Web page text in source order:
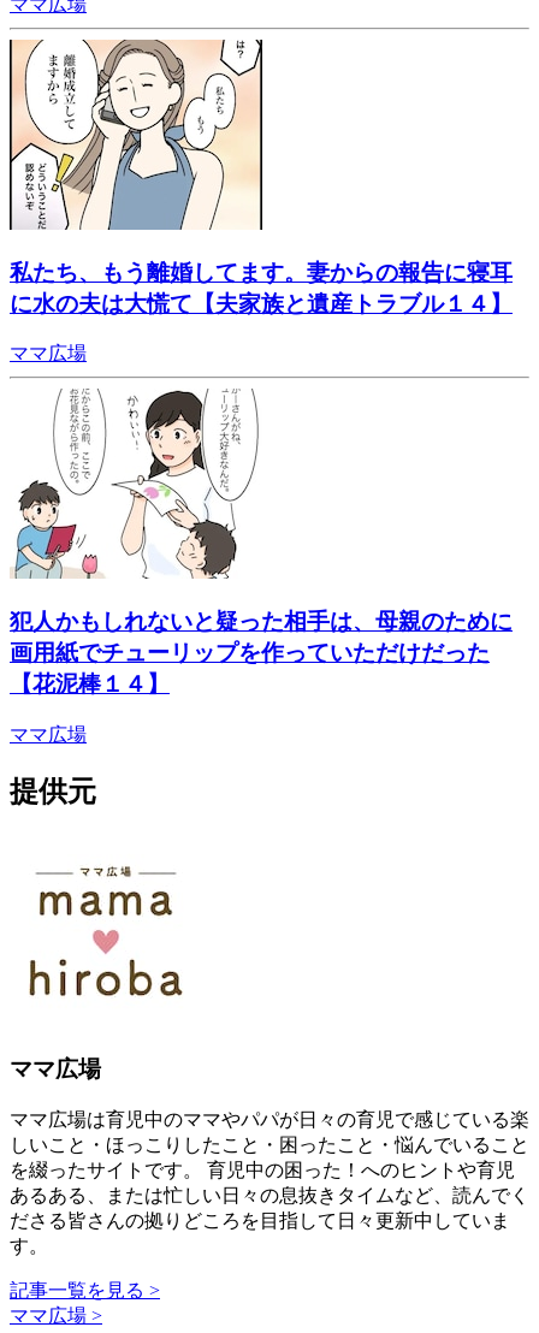
私たち、もう離婚してます。妻からの報告に寝耳
に水の夫は大慌て【夫家族と遺産トラブル１４】
ママ広場
犯人かもしれないと疑った相手は、母親のために
画用紙でチューリップを作っていただけだった
【花泥棒１４】
ママ広場
提供元
ママ広場
ママ広場は育児中のママやパパが日々の育児で感じている楽
しいこと・ほっこりしたこと・困ったこと・悩んでいること
を綴ったサイトです。 育児中の困った！へのヒントや育児
あるある、または忙しい日々の息抜きタイムなど、読んでく
ださる皆さんの拠りどころを目指して日々更新中していま
す。
記事一覧を見る >
ママ広場 >